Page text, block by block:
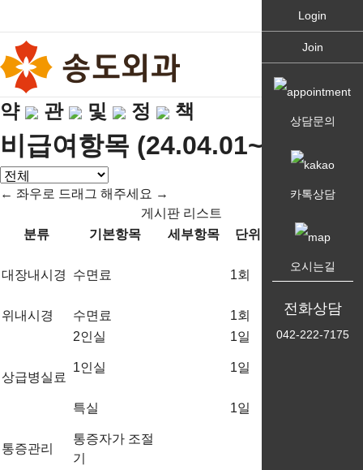
Login
Join
상담문의
카톡상담
오시는길
전화상담
042-222-7175
약 관 및 정 책
비급여항목 (24.04.01~)
← 좌우로 드래그 해주세요 →
게시판 리스트
분류
기본항목 세부항목 단위 가격
대장내시경 수면료 1회
100,000
위내시경
수면료 1회 40,000원
상급병실료
2인실 1일 70,000원
1인실 1일
특실 1일
통증관리
통증자가 조절
기